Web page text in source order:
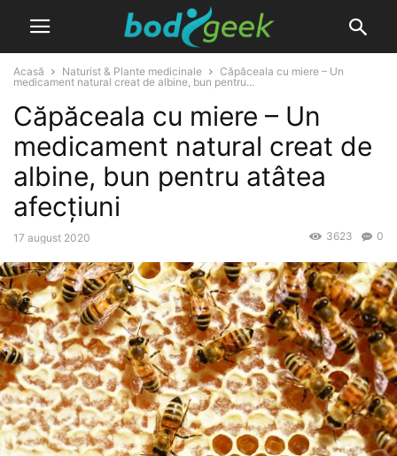
Acasă Naturist & Plante medicinale
Căpăceala cu miere – Un
medicament natural creat de albine, bun pentru...
Căpăceala cu miere – Un
medicament natural creat de
albine, bun pentru atâtea
afecțiuni
17 august 2020 0
3623